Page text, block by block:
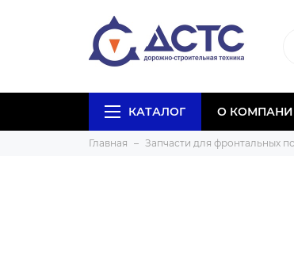
КАТАЛОГ О
Главная Запчасти для фронтальных